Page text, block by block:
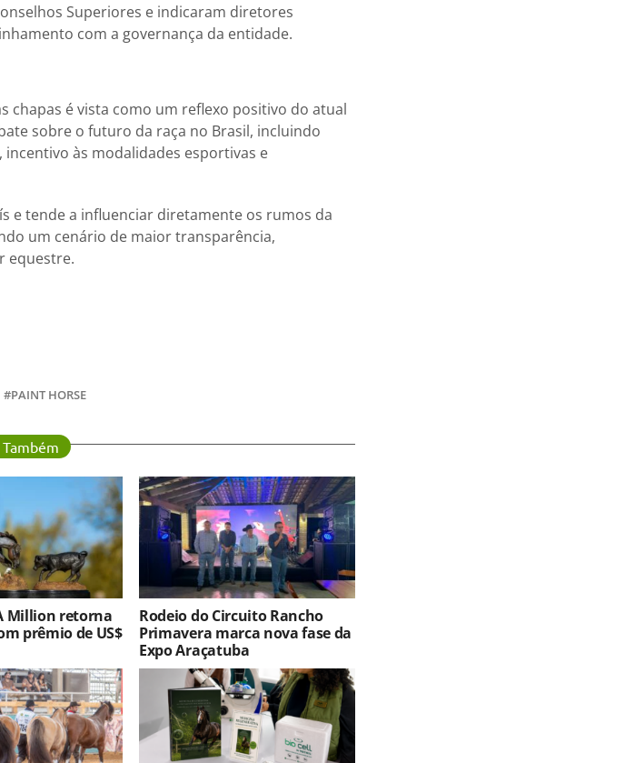
Superiores e indicaram diretores
com a governança da entidade.
chapas é vista como um reflexo positivo do atual
sobre o futuro da raça no Brasil, incluindo
às modalidades esportivas e
e tende a influenciar diretamente os rumos da
um cenário de maior transparência,
equestre.
PAINT HORSE
Million retorna
prêmio de US$
Rodeio do Circuito Rancho
Primavera marca nova fase da
Expo Araçatuba